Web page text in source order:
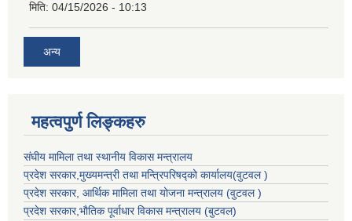
मिति: 04/15/2026 - 10:13
अन्य
महत्वपुर्ण लिङ्कहरु
संघीय मामिला तथा स्थानीय विकास मन्त्रालय
प्रदेश सरकार,मुख्यमन्त्री तथा मन्त्रिपरिषद्को कार्यालय(वुटवल )
प्रदेश सरकार, आर्थिक मामिला तथा योजना मन्त्रालय (वुटवल )
प्रदेश सरकार,भाैतिक पूर्वाधार विकास मन्त्रालय (बुटवल)